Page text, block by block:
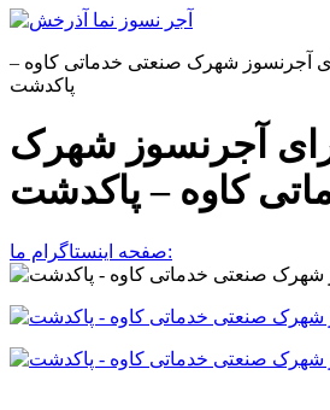
آجرنسوز شهرک صنعتی خدماتی كاوه –
پاكدشت
آجرنسوز شهرک
كاوه – پاكدشت
صفحه اینستاگرام ما: